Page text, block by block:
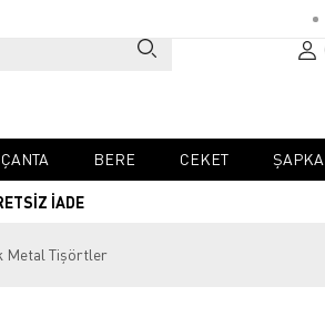
ÇANTA BERE CEKET ŞAPKA
İADE
Metal Tişörtler